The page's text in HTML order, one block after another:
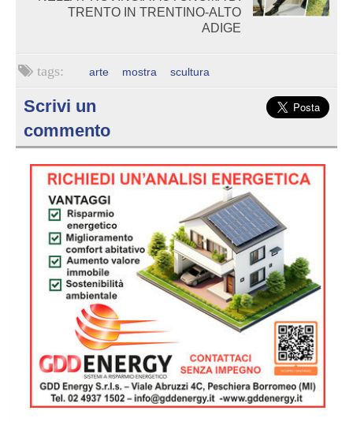
TRENTO IN TRENTINO-ALTO
ADIGE
arte mostra scultura
Scrivi un
commento